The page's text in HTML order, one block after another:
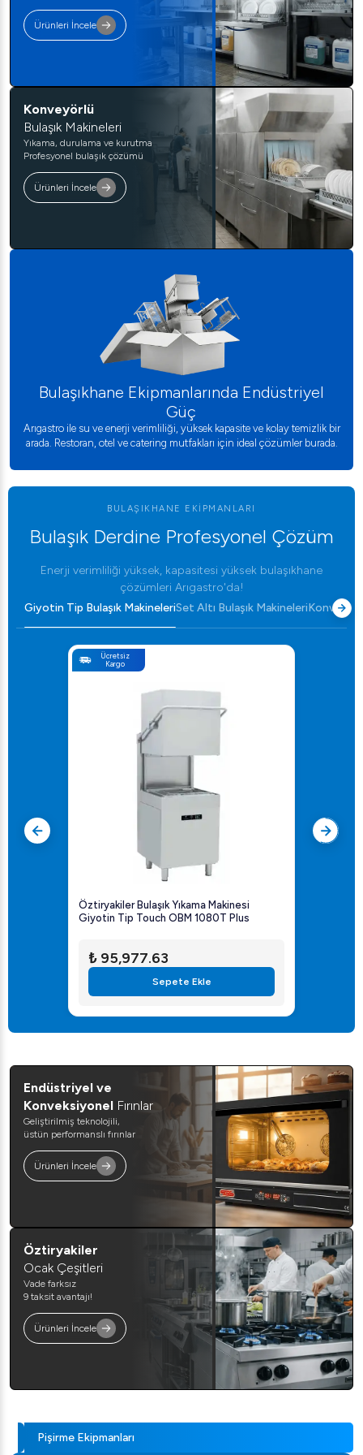
Ürünleri İncele
Konveyörlü
Bulaşık Makineleri
Yıkama, durulama ve kurutma
Profesyonel bulaşık çözümü
Ürünleri İncele
Bulaşıkhane Ekipmanlarında Endüstriyel
Güç
Arıgastro ile su ve enerji verimliliği, yüksek kapasite ve kolay temizlik bir
arada. Restoran, otel ve catering mutfakları için ideal çözümler burada.
BULAŞIKHANE EKIPMANLARI
Bulaşık Derdine Profesyonel Çözüm
Enerji verimliliği yüksek, kapasitesi yüksek bulaşıkhane
çözümleri Arıgastro'da!
Giyotin Tip Bulaşık MakineleriSet Altı Bulaşık Makineleri
Ücretsiz
Kargo
Öztiryakiler Bulaşık Yıkama Makinesi
Giyotin Tip Touch OBM 1080T Plus
₺ 95,977.63
Sepete Ekle
Endüstriyel ve
Konveksiyonel Fırınlar
Geliştirilmiş teknolojili,
üstün performanslı fırınlar
Ürünleri İncele
Öztiryakiler
Ocak Çeşitleri
Vade farksız
9 taksit avantajı!
Ürünleri İncele
Pişirme Ekipmanları